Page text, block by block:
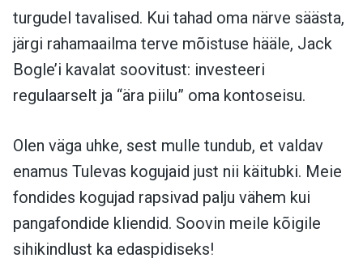
turgudel tavalised. Kui tahad oma närve säästa,
järgi rahamaailma terve mõistuse hääle, Jack
Bogle’i kavalat soovitust: investeeri
regulaarselt ja “ära piilu” oma kontoseisu.
Olen väga uhke, sest mulle tundub, et valdav
enamus Tulevas kogujaid just nii käitubki. Meie
fondides kogujad rapsivad palju vähem kui
pangafondide kliendid. Soovin meile kõigile
sihikindlust ka edaspidiseks!